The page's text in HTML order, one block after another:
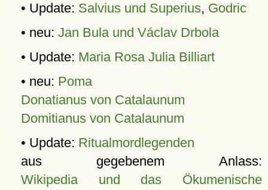
• Update: Salvius und Superius, Godric
• neu: Jan Bula und Václav Drbola
• Update: Maria Rosa Julia Billiart
• neu: Poma
Donatianus von Catalaunum
Domitianus von Catalaunum
• Update: Ritualmordlegenden
aus gegebenem Anlass:
Wikipedia und das Ökumenische